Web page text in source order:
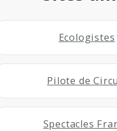
Ecologistes
Pilote de
Spectacles